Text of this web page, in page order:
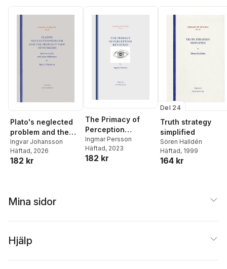
Plato's neglected
problem and the
property view of
numbers : back to
Euclid with some
Ingvar Johansson
Häftad, 2026
182 kr
The Primacy of
Perception
Revisited
Ingmar Persson
Häftad, 2023
182 kr
Del 24
Truth strategy
simplified
Sören Halldén
Häftad, 1999
164 kr
Mina sidor
Hjälp